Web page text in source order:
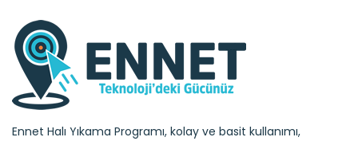
Ennet Halı Yıkama Programı, kolay ve basit kullanımı,